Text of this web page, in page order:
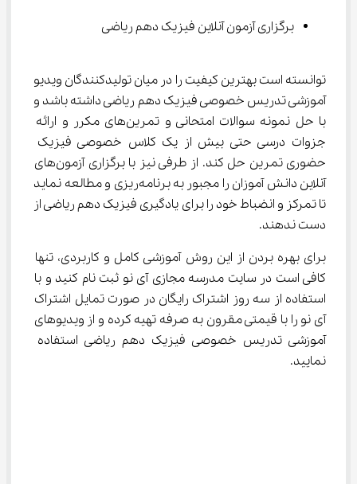
برگزاری آزمون آنلاین فیزیک دهم ریاضی
توانسته است بهترین کیفیت را در میان تولیدکنندگان ویدیو
آموزشی تدریس خصوصی فیزیک دهم ریاضی داشته باشد و
با حل نمونه سوالات امتحانی و تمرین‌های مکرر و ارائه
جزوات درسی حتی بیش از یک کلاس خصوصی فیزیک
حضوری تمرین حل کند. از طرفی نیز با برگزاری آزمون‌‌های
آنلاین دانش آموزان را مجبور به برنامه‌ریزی و مطالعه نماید
تا تمرکز و انضباط خود را برای یادگیری فیزیک دهم ریاضی از
دست ندهند.
برای بهره بردن از این روش آموزشی کامل و کاربردی، تنها
کافی است در سایت مدرسه مجازی آی نو ثبت نام کنید و با
استفاده از سه روز اشتراک رایگان در صورت تمایل اشتراک
آی نو را با قیمتی مقرون به صرفه تهیه کرده و از ویدیوهای
آموزشی تدریس خصوصی فیزیک دهم ریاضی استفاده
نمایید.